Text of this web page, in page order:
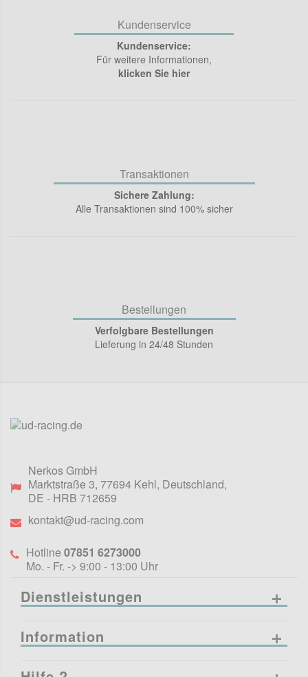
Kundenservice
Kundenservice:
Für weitere Informationen,
klicken Sie hier
Transaktionen
Sichere Zahlung:
Alle Transaktionen sind 100% sicher
Bestellungen
Verfolgbare Bestellungen
Lieferung in 24/48 Stunden
Nerkos GmbH
Marktstraße 3, 77694 Kehl, Deutschland,
DE - HRB 712659
kontakt@ud-racing.com
Hotline 07851 6273000
Mo. - Fr. -> 9:00 - 13:00 Uhr
Dienstleistungen
Information